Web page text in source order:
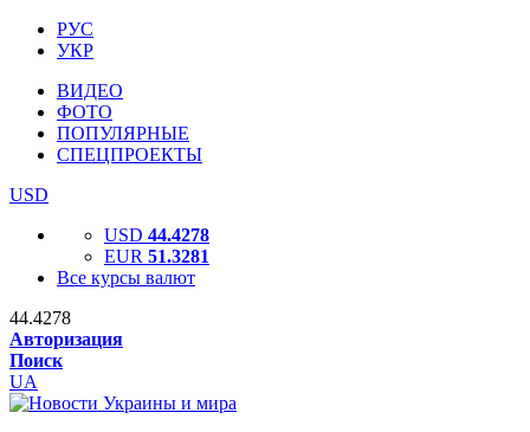
РУС
УКР
ВИДЕО
ФОТО
ПОПУЛЯРНЫЕ
СПЕЦПРОЕКТЫ
USD
USD 44.4278
EUR 51.3281
Все курсы валют
44.4278
Авторизация
Поиск
UA